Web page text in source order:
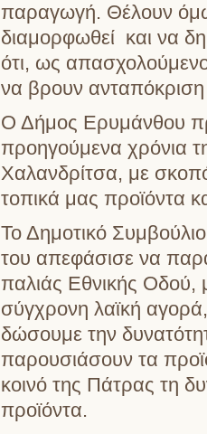
παραγωγή. Θέλουν
διαμορφωθεί και να
ότι, ως
να βρουν
Ο Δήμος Ερυμάνθου
προηγούμενα χρόνια
Χαλανδρίτσα, με
τοπικά μας προϊόντα
Το Δημοτικό
του απεφάσισε να
παλιάς Εθνικής Οδού,
σύγχρονη λαϊκή
δώσουμε την
παρουσιάσουν τα
κοινό της Πάτρας τη
προϊόντα.